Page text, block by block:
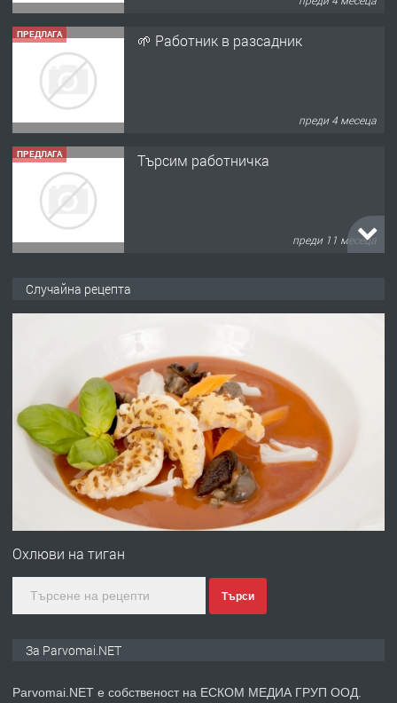
ПРЕДЛАГА Търсим работничка
преди 11 месеца
ПРЕДЛАГА
Продава употребявани чисти и
преди 1 година
Първи поход "По стъпките на Ангел
Войвода"
преди 1 година
Монтажник на малки детайли за
Случайна рецепта
Охлюви на тиган
Търси
За Parvomai.NET
Parvomai.NET е собственост на ЕСКОМ МЕДИА ГРУП ООД.